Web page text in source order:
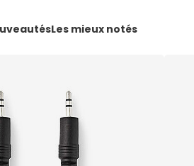
Les mieux notés